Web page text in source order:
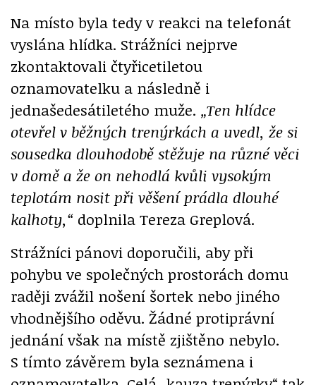
Na místo byla tedy v reakci na telefonát
vyslána hlídka. Strážníci nejprve
zkontaktovali čtyřicetiletou
oznamovatelku a následně i
jednašedesátiletého muže. „Ten hlídce
otevřel v běžných trenýrkách a uvedl, že si
sousedka dlouhodobě stěžuje na různé věci
v domě a že on nehodlá kvůli vysokým
teplotám nosit při věšení prádla dlouhé
kalhoty,“ doplnila Tereza Greplová.
Strážníci pánovi doporučili, aby při
pohybu ve společných prostorách domu
raději zvážil nošení šortek nebo jiného
vhodnějšího oděvu. Žádné protiprávní
jednání však na místě zjištěno nebylo.
S tímto závěrem byla seznámena i